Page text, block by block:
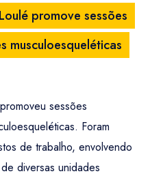
promove sessões
musculoesqueléticas
sessões
Foram
de trabalho, envolvendo
diversas unidades